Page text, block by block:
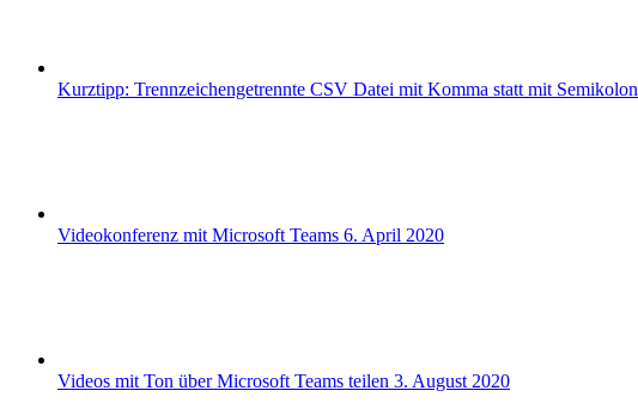
Kurztipp: Trennzeichengetrennte CSV Datei mit Komma statt mit Semikolon
Videokonferenz mit Microsoft Teams 6. April 2020
Videos mit Ton über Microsoft Teams teilen 3. August 2020